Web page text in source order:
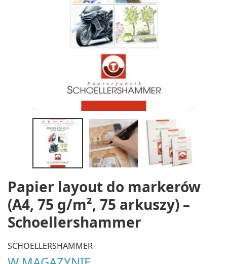
Papier layout do markerów
(A4, 75 g/m², 75 arkuszy) –
Schoellershammer
SCHOELLERSHAMMER